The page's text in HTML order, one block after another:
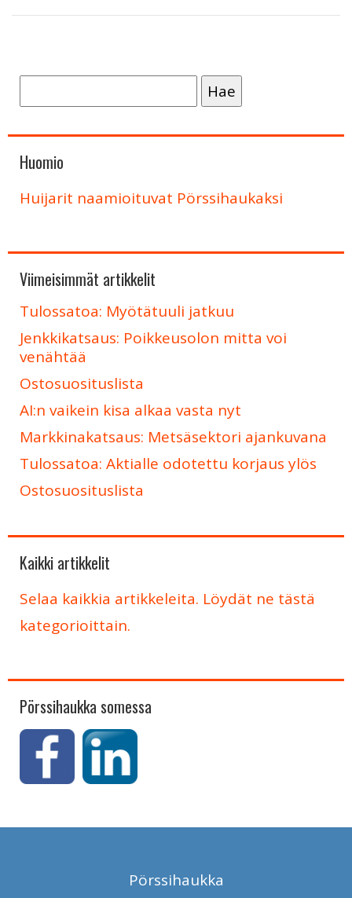
Huomio
Huijarit naamioituvat Pörssihaukaksi
Viimeisimmät artikkelit
Tulossatoa: Myötätuuli jatkuu
Jenkkikatsaus: Poikkeusolon mitta voi
venähtää
Ostosuosituslista
AI:n vaikein kisa alkaa vasta nyt
Markkinakatsaus: Metsäsektori ajankuvana
Tulossatoa: Aktialle odotettu korjaus ylös
Ostosuosituslista
Kaikki artikkelit
Selaa kaikkia artikkeleita. Löydät ne tästä
kategorioittain.
Pörssihaukka somessa
Pörssihaukka